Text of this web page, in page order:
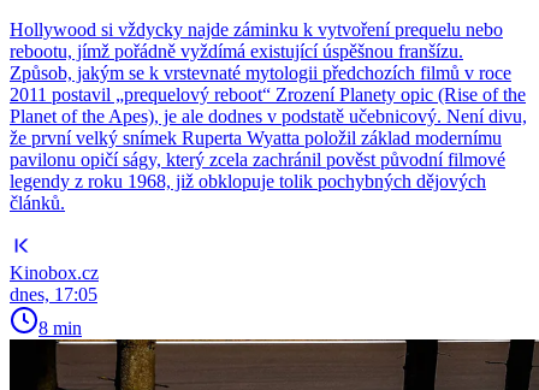
Hollywood si vždycky najde záminku k vytvoření prequelu nebo
rebootu, jímž pořádně vyždímá existující úspěšnou franšízu.
Způsob, jakým se k vrstevnaté mytologii předchozích filmů v roce
2011 postavil „prequelový reboot“ Zrození Planety opic (Rise of the
Planet of the Apes), je ale dodnes v podstatě učebnicový. Není divu,
že první velký snímek Ruperta Wyatta položil základ modernímu
pavilonu opičí ságy, který zcela zachránil pověst původní filmové
legendy z roku 1968, již obklopuje tolik pochybných dějových
článků.
Kinobox.cz
dnes, 17:05
8 min